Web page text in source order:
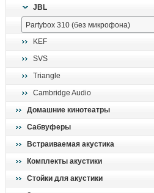
JBL
KEF
SVS
Triangle
Cambridge Audio
Домашние кинотеатры
Сабвуферы
Встраиваемая акустика
Комплекты акустики
Стойки для акустики